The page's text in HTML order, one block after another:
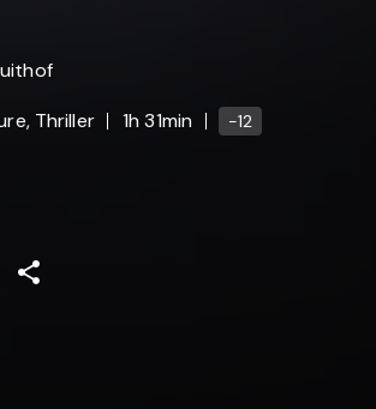
Thriller
1h 31min -12